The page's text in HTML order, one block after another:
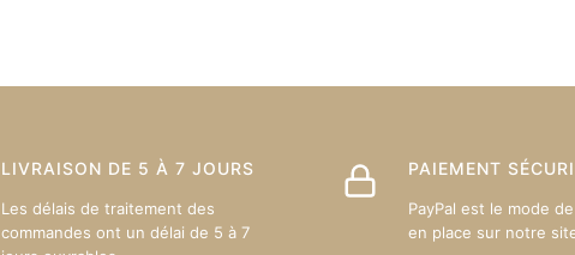
LIVRAISON DE 5 À 7 JOURS
Les délais de traitement des
commandes ont un délai de 5 à 7
PAIEMENT
PayPal est le mode
en place sur notre